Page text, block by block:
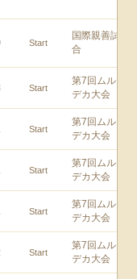
Start
国際親善試
合
Start
第7回ムル
デカ大会
Start
第7回ムル
デカ大会
Start
第7回ムル
デカ大会
Start
第7回ムル
デカ大会
Start
第7回ムル
デカ大会